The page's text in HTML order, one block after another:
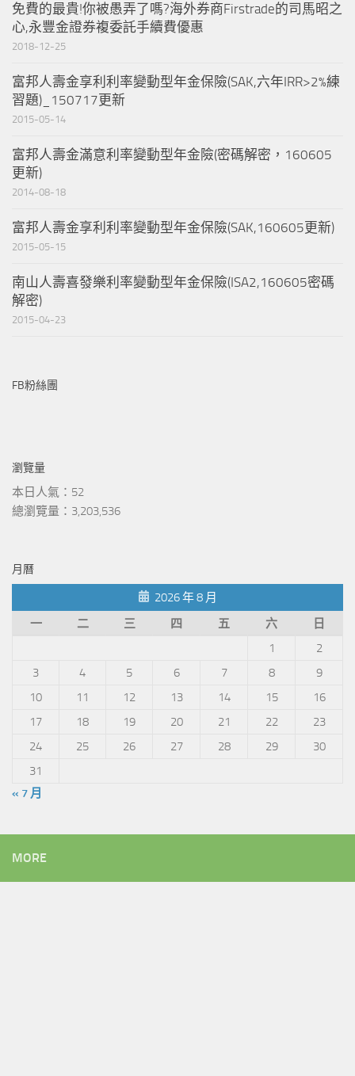
免費的最貴!你被愚弄了嗎?海外券商Firstrade的司馬昭之
心,永豐金證券複委託手續費優惠
2018-12-25
富邦人壽金享利利率變動型年金保險(SAK,六年IRR>2%練
習題)_150717更新
2015-05-14
富邦人壽金滿意利率變動型年金險(密碼解密，160605
更新)
2014-08-18
富邦人壽金享利利率變動型年金保險(SAK,160605更新)
2015-05-15
南山人壽喜發樂利率變動型年金保險(ISA2,160605密碼
解密)
2015-04-23
FB粉絲團
瀏覽量
本日人氣：52
總瀏覽量：3,203,536
月曆
2026 年 8 月
一
二 三 四 五 六
日
1
2
3
4 5 6 7 8
9
10
11 12 13 14 15
16
17
18 19 20 21 22
23
24
25 26 27 28 29
30
31
« 7 月
MORE